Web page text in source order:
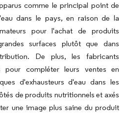
comme le principal point de
dans le pays, en raison de la
pour l'achat de produits
surfaces plutôt que dans
De plus, les fabricants
pour compléter leurs ventes en
d'exhausteurs d'eau dans les
de produits nutritionnels et axés
une image plus saine du produit